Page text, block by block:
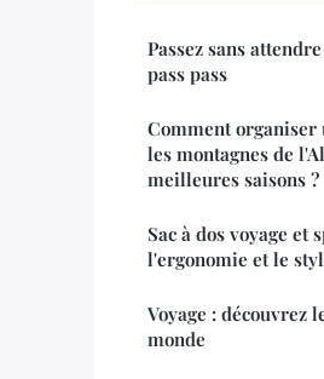
Passez sans
pass pass
Comment organiser
les montagnes de
meilleures saisons ?
Sac à dos voyage et
l'ergonomie et le
Voyage : découvrez
monde